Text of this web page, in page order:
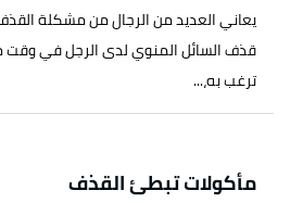
يعاني العديد من الرجال من مشكلة
قذف السائل المنوي لدى الرجل في وقت
ترغب به،...
مأكولات تبطئ القذف